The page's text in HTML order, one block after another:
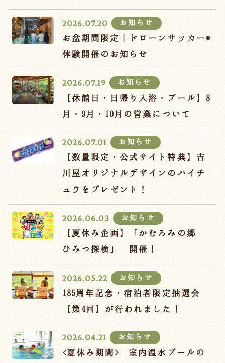
2026.07.20 お知らせ
お盆期間限定｜ドローンサッカー®
体験開催のお知らせ
2026.07.19 お知らせ
【休館日・日帰り入浴・プール】8
月・9月・10月の営業について
2026.07.01 お知らせ
【数量限定・公式サイト特典】吉
川屋オリジナルデザインのハイチ
ュウをプレゼント！
2026.06.03 お知らせ
【夏休み企画】「かむろみの郷
ひみつ探検」 開催！
2026.05.22 お知らせ
185周年記念・宿泊者限定抽選会
【第4回】が行われました！
2026.04.21 お知らせ
<夏休み期間> 室内温水プールの
Follow us
Tel.024-542-2226/ 9:00~18:00
Language